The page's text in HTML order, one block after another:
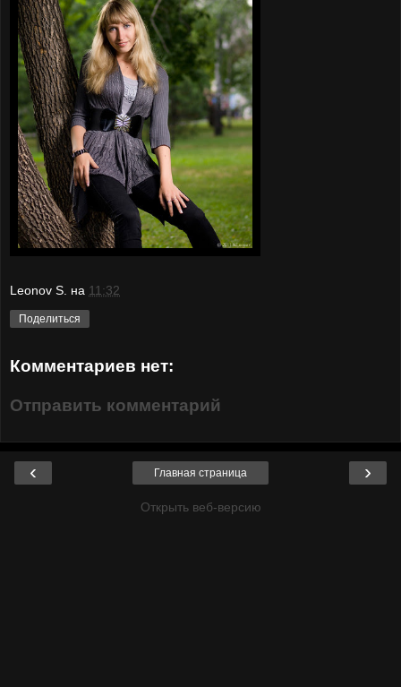
Leonov S. на 11:32
Поделиться
Комментариев нет:
Отправить комментарий
‹ ›
Главная страница
Открыть веб-версию